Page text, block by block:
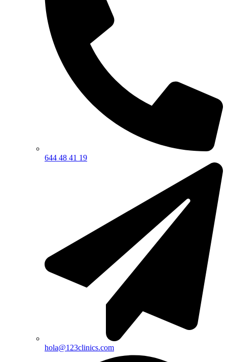
644 48 41 19
hola@123clinics.com